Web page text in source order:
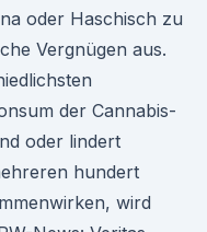
oder Haschisch zu
Vergnügen aus.
der Cannabis-
oder lindert
hundert
wird